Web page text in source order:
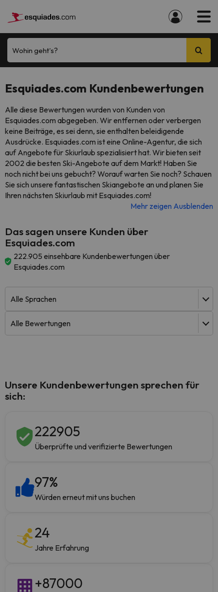
Wohin geht's?
Esquiades.com Kundenbewertungen
Alle diese Bewertungen wurden von Kunden von
Esquiades.com abgegeben. Wir entfernen oder verbergen
keine Beiträge, es sei denn, sie enthalten beleidigende
Ausdrücke. Esquiades.com ist eine Online-Agentur, die sich
auf Angebote für Skiurlaub spezialisiert hat. Wir bieten seit
2002 die besten Ski-Angebote auf dem Markt! Haben Sie
noch nicht bei uns gebucht? Worauf warten Sie noch? Schauen
Sie sich unsere fantastischen Skiangebote an und planen Sie
Ihren nächsten Skiurlaub mit Esquiades.com!
Mehr zeigen Ausblenden
Das sagen unsere Kunden über
Esquiades.com
222.905 einsehbare Kundenbewertungen über
Esquiades.com
Unsere Kundenbewertungen sprechen für
sich:
222905
Überprüfte und verifizierte Bewertungen
97%
Würden erneut mit uns buchen
24
Jahre Erfahrung
+87000